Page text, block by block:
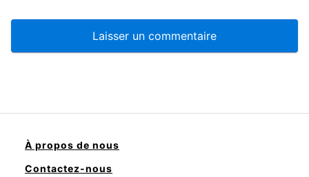
À propos de nous
Contactez-nous